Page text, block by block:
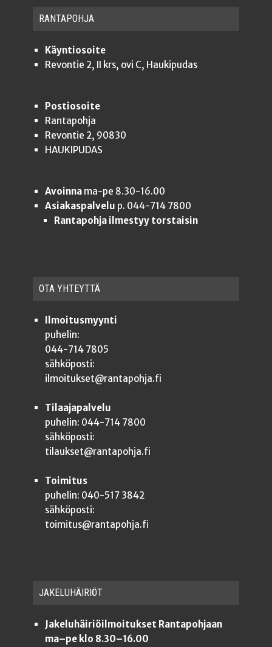
RAN­TA­POH­JA
Käyntiosoite
Revontie 2, II krs, ovi C, Haukipudas
Postiosoite
Rantapohja
Revontie 2, 90830
HAUKIPUDAS
Avoinnama-pe 8.30-16.00
Asiakaspalvelu p. 044-714 7800
Rantapohja ilmestyy torstaisin
OTA YHTEYT­TÄ
Ilmoitusmyynti
puhelin:
044-714 7805
sähköposti:
ilmoitukset@rantapohja.fi
Tilaajapalvelu
puhelin: 044-714 7800
sähköposti:
tilaukset@rantapohja.fi
Toimitus
puhelin: 040-517 3842
sähköposti:
toimitus@rantapohja.fi
JAKE­LU­HÄI­RIÖT
Jakeluhäiriöilmoitukset Rantapohjaan
ma–pe klo 8.30–16.00